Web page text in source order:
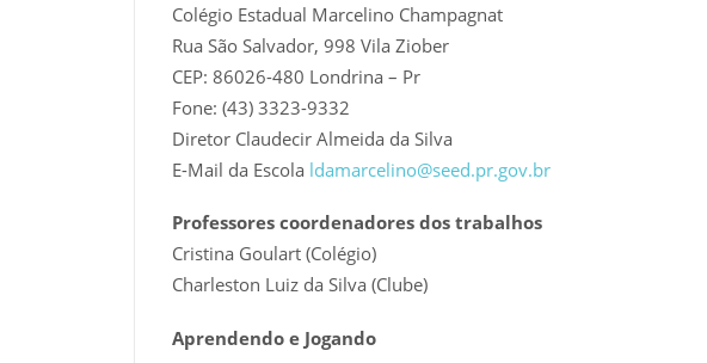
Colégio Estadual Marcelino Champagnat
Rua São Salvador, 998 Vila Ziober
CEP: 86026-480 Londrina – Pr
Fone: (43) 3323-9332
Diretor Claudecir Almeida da Silva
E-Mail da Escola ldamarcelino@seed.pr.gov.br
Professores coordenadores dos trabalhos
Cristina Goulart (Colégio)
Charleston Luiz da Silva (Clube)
Aprendendo e Jogando